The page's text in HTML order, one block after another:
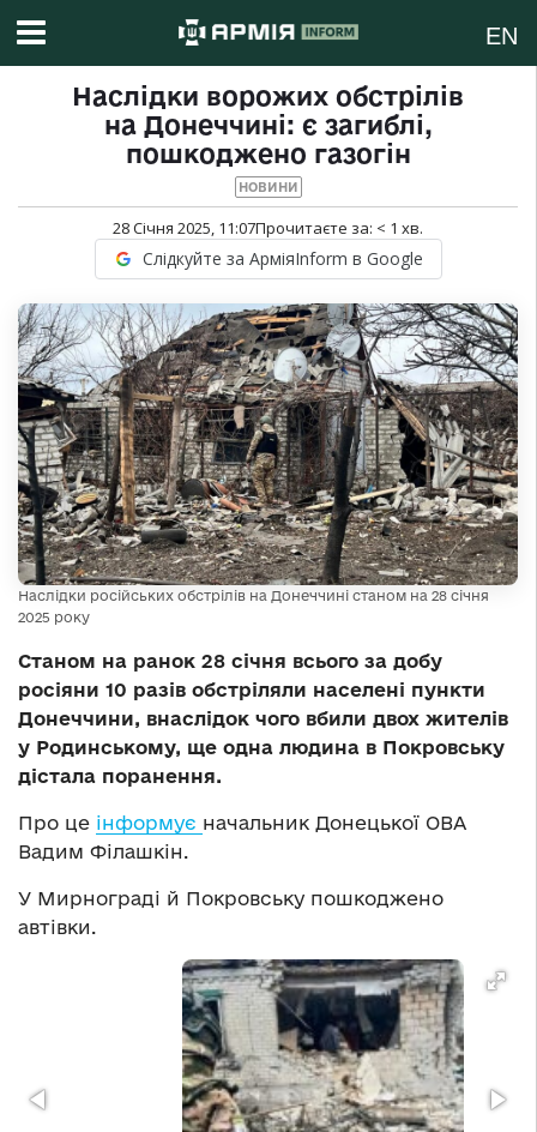
EN
Наслідки ворожих обстрілів
на Донеччині: є загиблі,
пошкоджено газогін
НОВИНИ
28 Січня 2025, 11:07Прочитаєте за: < 1 хв.
Слідкуйте за АрміяInform в Google
Наслідки російських обстрілів на Донеччині станом на 28 січня
2025 року
Станом на ранок 28 січня всього за добу
росіяни 10 разів обстріляли населені пункти
Донеччини, внаслідок чого вбили двох жителів
у Родинському, ще одна людина в Покровську
дістала поранення.
Про це інформує начальник Донецької ОВА
Вадим Філашкін.
У Мирнограді й Покровську пошкоджено
автівки.